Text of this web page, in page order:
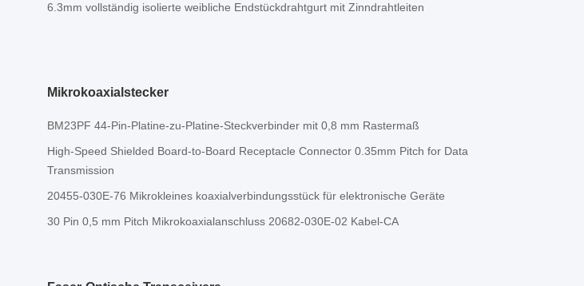
6.3mm vollständig isolierte weibliche Endstückdrahtgurt mit Zinndrahtleiten
Mikrokoaxialstecker
BM23PF 44-Pin-Platine-zu-Platine-Steckverbinder mit 0,8 mm Rastermaß
High-Speed Shielded Board-to-Board Receptacle Connector 0.35mm Pitch for Data
Transmission
20455-030E-76 Mikrokleines koaxialverbindungsstück für elektronische Geräte
30 Pin 0,5 mm Pitch Mikrokoaxialanschluss 20682-030E-02 Kabel-CA